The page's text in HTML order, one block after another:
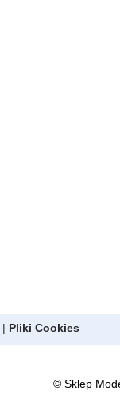
| Pliki Cookies
©Sklep